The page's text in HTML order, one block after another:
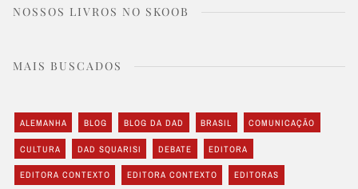
NOSSOS LIVROS NO SKOOB
MAIS BUSCADOS
ALEMANHA BLOG BLOG DA DAD BRASIL COMUNICAÇÃO
CULTURA DAD SQUARISI DEBATE EDITORA
EDITORA CONTEXTO EDITORA CONTEXTO EDITORAS